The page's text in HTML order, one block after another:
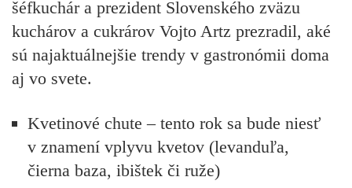
šéfkuchár a prezident Slovenského zväzu
kuchárov a cukrárov Vojto Artz prezradil, aké
sú najaktuálnejšie trendy v gastronómii doma
aj vo svete.
Kvetinové chute – tento rok sa bude niesť
v znamení vplyvu kvetov (levanduľa,
čierna baza, ibištek či ruže)